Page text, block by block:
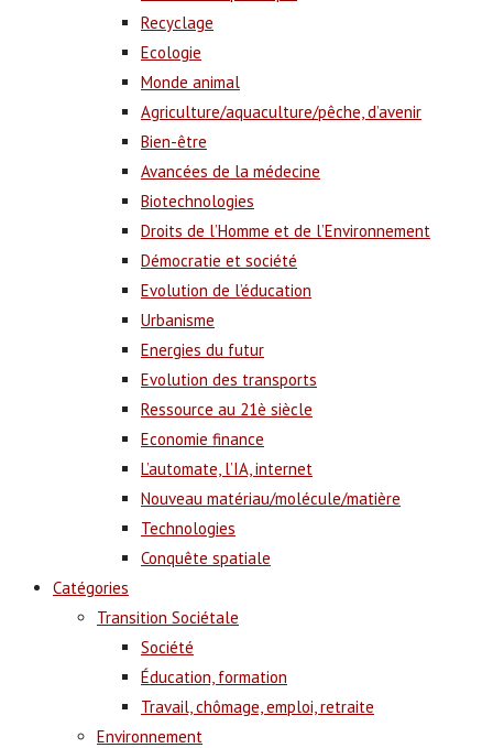
Recyclage
Ecologie
Monde animal
Agriculture/aquaculture/pêche, d’avenir
Bien-être
Avancées de la médecine
Biotechnologies
Droits de l’Homme et de l’Environnement
Démocratie et société
Evolution de l’éducation
Urbanisme
Energies du futur
Evolution des transports
Ressource au 21è siècle
Economie finance
L’automate, l’IA, internet
Nouveau matériau/molécule/matière
Technologies
Conquête spatiale
Catégories
Transition Sociétale
Société
Éducation, formation
Travail, chômage, emploi, retraite
Environnement